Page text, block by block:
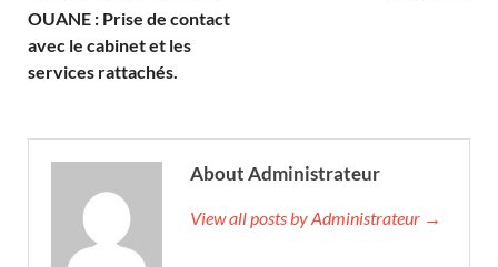
OUANE : Prise de contact
avec le cabinet et les
services rattachés.
About Administrateur
View all posts by Administrateur →